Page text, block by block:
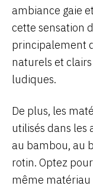
ambiance gaie
cette sensation
principalement
naturels et
ludiques.
De plus, les
utilisés dans les
au bambou, au
rotin. Optez
même matériau